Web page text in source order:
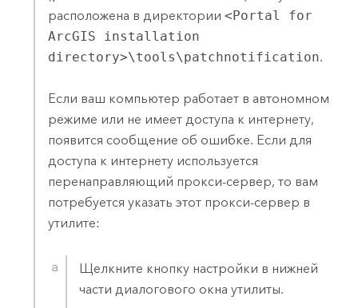
расположена в директории <Portal for
ArcGIS installation
directory>\tools\patchnotification.
Если ваш компьютер работает в автономном
режиме или не имеет доступа к интернету,
появится сообщение об ошибке. Если для
доступа к интернету используется
перенаправляющий прокси-сервер, то вам
потребуется указать этот прокси-сервер в
утилите:
Щелкните кнопку настройки в нижней
части диалогового окна утилиты.